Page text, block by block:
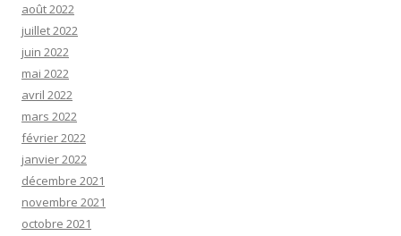
août 2022
juillet 2022
juin 2022
mai 2022
avril 2022
mars 2022
février 2022
janvier 2022
décembre 2021
novembre 2021
octobre 2021